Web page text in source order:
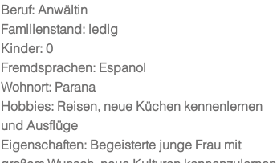
Beruf: Anwältin
Familienstand: ledig
Kinder: 0
Fremdsprachen: Espanol
Wohnort: Parana
Hobbies: Reisen, neue Küchen kennenlernen
und Ausflüge
Eigenschaften: Begeisterte junge Frau mit